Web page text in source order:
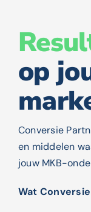
op
Conversie
en middelen
jouw MKB-
Wat